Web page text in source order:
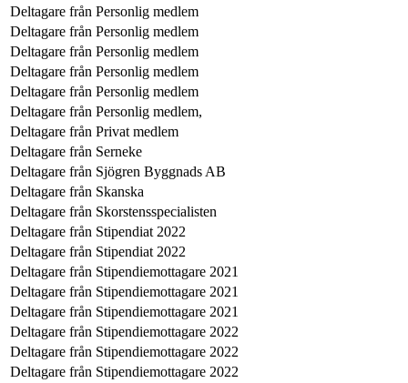
Deltagare från Personlig medlem
Deltagare från Personlig medlem
Deltagare från Personlig medlem
Deltagare från Personlig medlem
Deltagare från Personlig medlem
Deltagare från Personlig medlem,
Deltagare från Privat medlem
Deltagare från Serneke
Deltagare från Sjögren Byggnads AB
Deltagare från Skanska
Deltagare från Skorstensspecialisten
Deltagare från Stipendiat 2022
Deltagare från Stipendiat 2022
Deltagare från Stipendiemottagare 2021
Deltagare från Stipendiemottagare 2021
Deltagare från Stipendiemottagare 2021
Deltagare från Stipendiemottagare 2022
Deltagare från Stipendiemottagare 2022
Deltagare från Stipendiemottagare 2022